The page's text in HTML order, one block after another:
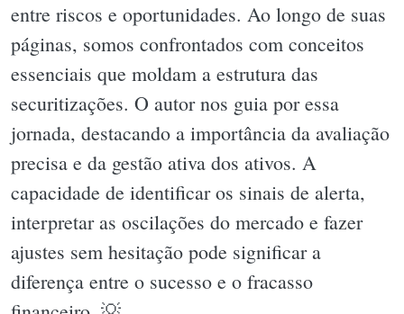
entre riscos e oportunidades. Ao longo de suas
páginas, somos confrontados com conceitos
essenciais que moldam a estrutura das
securitizações. O autor nos guia por essa
jornada, destacando a importância da avaliação
precisa e da gestão ativa dos ativos. A
capacidade de identificar os sinais de alerta,
interpretar as oscilações do mercado e fazer
ajustes sem hesitação pode significar a
diferença entre o sucesso e o fracasso